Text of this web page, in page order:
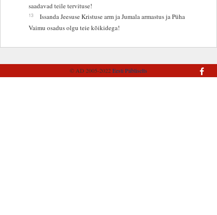
saadavad teile tervituse!
13
Issanda Jeesuse Kristuse arm ja Jumala armastus ja Püha
Vaimu osadus olgu teie kõikidega!
© AD 2005-2022Eesti Piibliselts